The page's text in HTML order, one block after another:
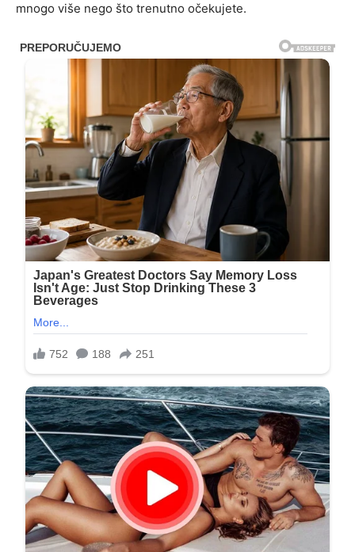
mnogo više nego što trenutno očekujete.